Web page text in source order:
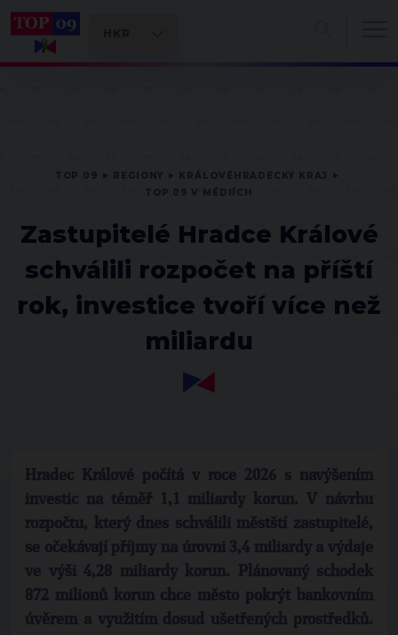
Zastupitelé Hradce Králové
schválili rozpočet na příští
rok, investice tvoří více než
miliardu
Hradec Králové počítá v roce 2026 s navýšením
investic na téměř 1,1 miliardy korun. V návrhu
rozpočtu, který dnes schválili městští zastupitelé,
se očekávají příjmy na úrovni 3,4 miliardy a výdaje
ve výši 4,28 miliardy korun. Plánovaný schodek
872 milionů korun chce město pokrýt bankovním
úvěrem a využitím dosud ušetřených prostředků.